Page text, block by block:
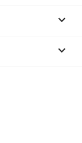

keyboard_arrow_down